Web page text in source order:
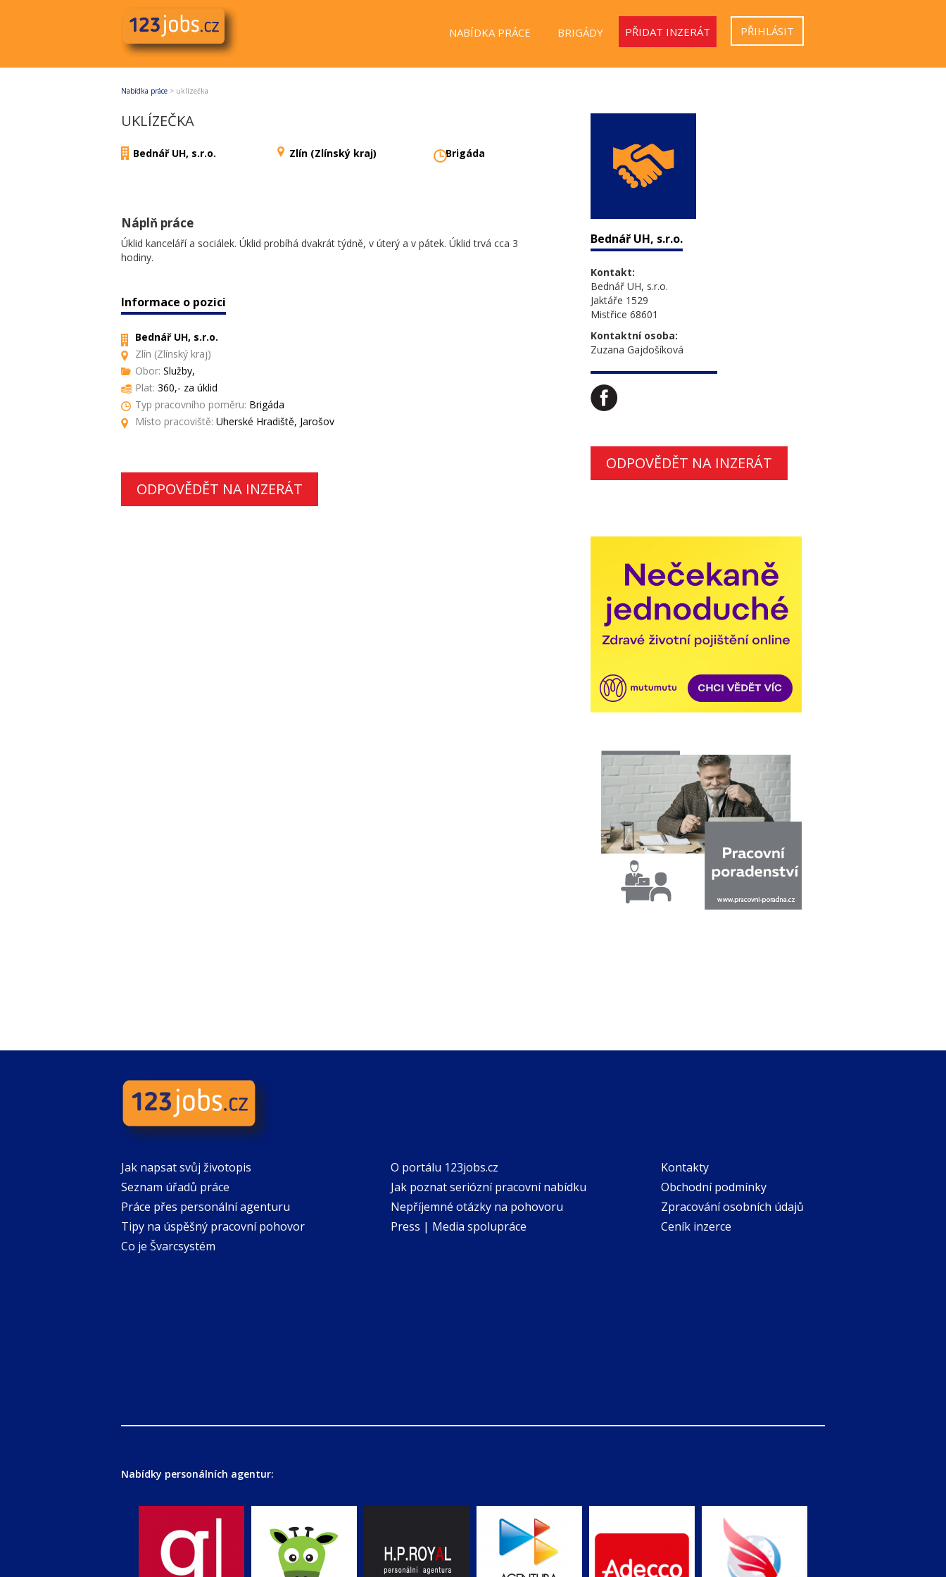
NABÍDKA PRÁCE BRIGÁDY PŘIDAT INZERÁT PŘIHLÁSIT
Nabídka práce > uklízečka
UKLÍZEČKA
Bednář UH, s.r.o. Zlín (Zlínský kraj) Brigáda
Náplň práce
Úklid kanceláří a sociálek. Úklid probíhá dvakrát týdně, v úterý a v pátek. Úklid trvá cca 3
hodiny.
Informace o pozici
Bednář UH, s.r.o.
Zlín (Zlínský kraj)
Obor: Služby,
Plat: 360,- za úklid
Typ pracovního poměru: Brigáda
Místo pracoviště: Uherské Hradiště, Jarošov
ODPOVĚDĚT NA INZERÁT
Bednář UH, s.r.o.
Kontakt:
Bednář UH, s.r.o.
Jaktáře 1529
Mistřice 68601
Kontaktní osoba:
Zuzana Gajdošíková
ODPOVĚDĚT NA INZERÁT
Jak napsat svůj životopis
Seznam úřadů práce
Práce přes personální agenturu
Tipy na úspěšný pracovní pohovor
Co je Švarcsystém
O portálu 123jobs.cz
Jak poznat seriózní pracovní nabídku
Nepříjemné otázky na pohovoru
Press | Media spolupráce
Kontakty
Obchodní podmínky
Zpracování osobních údajů
Ceník inzerce
Nabídky personálních agentur: